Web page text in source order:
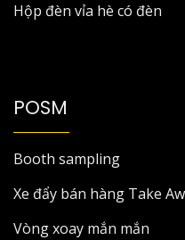
Hộp đèn vỉa hè có đèn
POSM
Booth sampling
Xe đẩy bán hàng Take
Vòng xoay mắn mắn